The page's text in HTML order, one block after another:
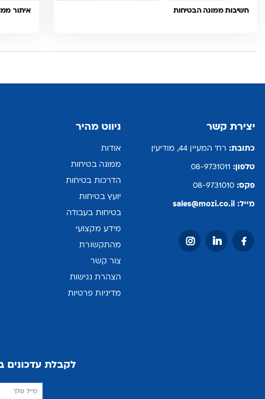
חשיבות ממונה הבטיחות איתור
יצירת קשר
כתובת: רח' המעיין 44, מודיעין
טלפון: 08-9731011
פקס: 08-9731010
מייל: sales@mozi.co.il
ניווט מהיר
אודות
ממונה בטיחות
הדרכות בטיחות
יועץ בטיחות
בטיחות בעבודה
מידע מקצועי
מהתקשורת
צור קשר
הצהרת נגישות
מדיניות פרטיות
לקבלת עדכונים